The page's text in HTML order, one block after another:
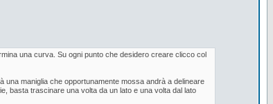
una curva. Su ogni punto che desidero creare clicco col
maniglia che opportunamente mossa andrà a delineare
basta trascinare una volta da un lato e una volta dal lato